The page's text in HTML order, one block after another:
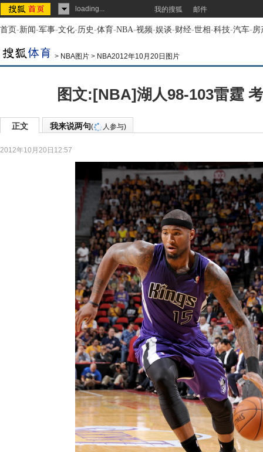
loading... 我的搜狐 邮件
首页-新闻-军事-文化-历史-体育-NBA-视频-娱谈-财经-世相-科技-汽车-房
> NBA图片 > NBA2012年10月20日图片
图文:[NBA]湖人98-103雷霆
正文 我来说两句( 人参与)
2012年10月20日12:57